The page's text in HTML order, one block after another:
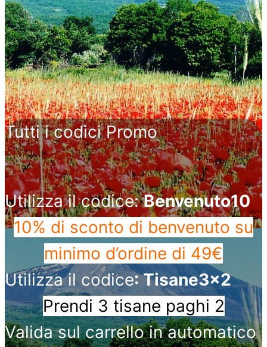
Tutti i codici Promo
Utilizza il codice:Benvenuto10
10% di sconto di benvenuto su
minimo d’ordine di 49€
Utilizza il codice: Tisane3x2
Prendi 3 tisane paghi 2
Valida sul carrello in automatico